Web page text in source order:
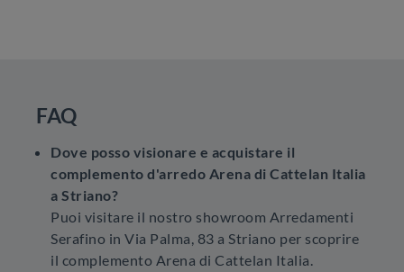
FAQ
Dove posso visionare e acquistare il
complemento d'arredo Arena di Cattelan Italia
a Striano?
Puoi visitare il nostro showroom Arredamenti
Serafino in Via Palma, 83 a Striano per scoprire
il complemento Arena di Cattelan Italia.